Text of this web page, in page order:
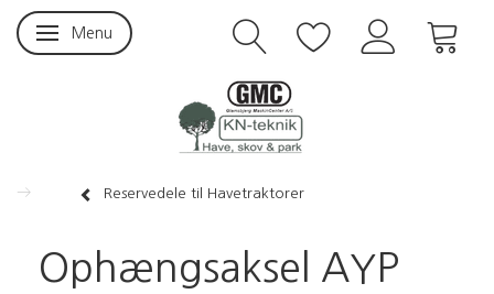
Skifte navigation
Menu
Reservedele til Havetraktorer
Ophængsaksel AYP